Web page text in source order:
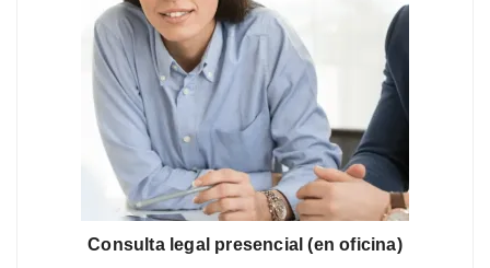
Consulta legal presencial (en oficina)